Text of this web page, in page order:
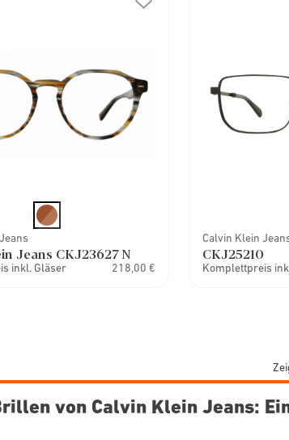
Jeans CKJ23627 N
inkl. Gläser 218,00 €
Calvin Klein
CKJ25210
Komplettpreis
von Calvin Klein Jeans: